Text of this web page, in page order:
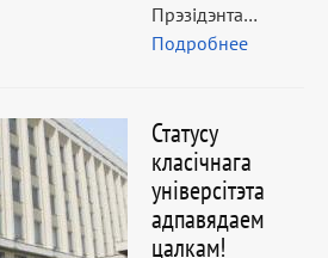
Прэзідэнта…
Подробнее
Статусу
класічнага
універсітэта
адпавядаем
цалкам!